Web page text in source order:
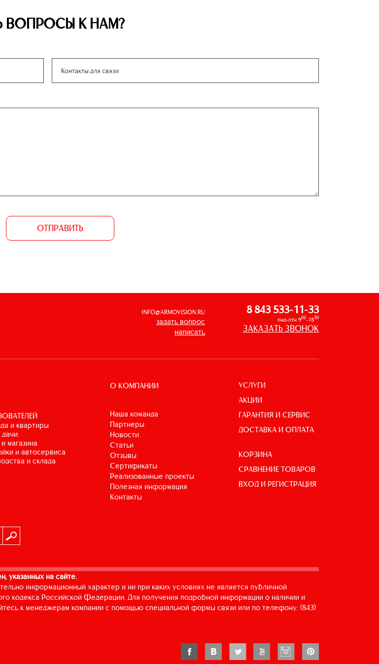
ВОПРОСЫ К НАМ?
ОТПРАВИТЬ
INFO@ARMOVISION.RU
задать вопрос
написать
8 843 533-11-33
пнд-птн 900-1830
ЗАКАЗАТЬ ЗВОНОК
и квартиры
дачи
магазина
и автосервиса
и склада
О КОМПАНИИ
Наша команда
Партнеры
Новости
Статьи
Отзывы
Сертификаты
Реализованные проекты
Полезная информация
Контакты
УСЛУГИ
АКЦИИ
ГАРАНТИЯ И СЕРВИС
ДОСТАВКА И ОПЛАТА
КОРЗИНА
СРАВНЕНИЕ ТОВАРОВ
ВХОД И РЕГИСТРАЦИЯ
указанных на сайте.
информационный характер и ни при каких условиях не является публичной
кодекса Российской Федерации. Для получения подробной информации о наличии и
к менеджерам компании с помощью специальной формы связи или по телефону: (843)